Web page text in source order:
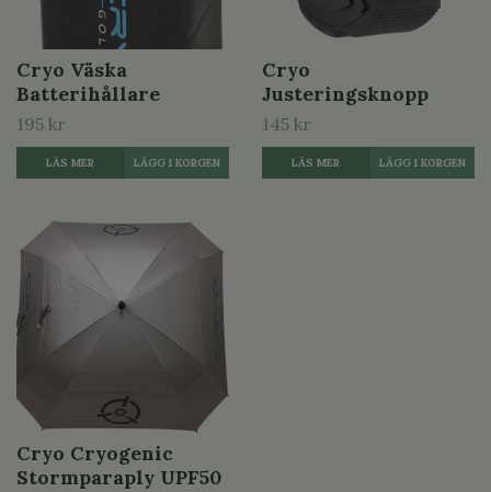
Cryo Väska
Batterihållare
195 kr
LÄS MER
Cryo
Justeringsknopp
145 kr
LÄS MER
Cryo Cryogenic
Stormparaply UPF50